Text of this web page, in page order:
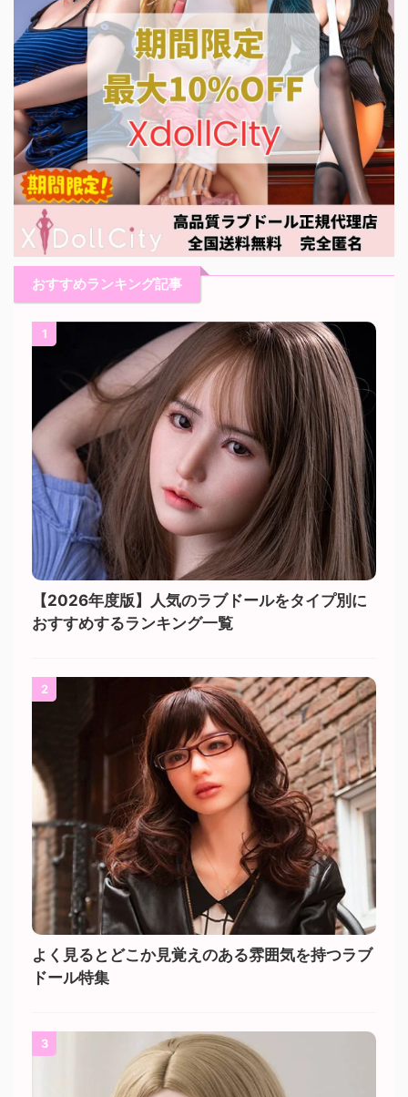
おすすめランキング記事
1
【2026年度版】人気のラブドールをタイプ別に
おすすめするランキング一覧
2
よく見るとどこか見覚えのある雰囲気を持つラブ
ドール特集
3